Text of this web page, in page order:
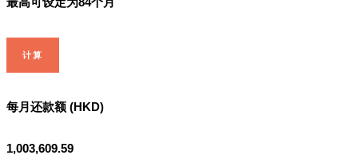
计算
每月还款额 (HKD)
1,003,609.59